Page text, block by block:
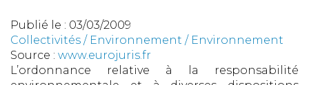
Publié le : 03/03/2009
Collectivités / Environnement / Environnement
Source : www.eurojuris.fr
L’ordonnance relative à la responsabilité